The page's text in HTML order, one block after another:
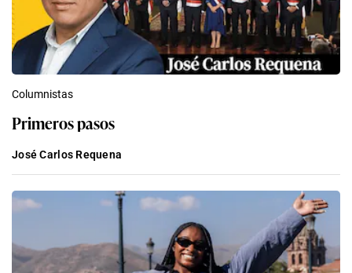
Columnistas
Primeros pasos
José Carlos Requena